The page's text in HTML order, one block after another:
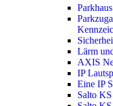
Lärm
AXIS
IP
Eine IP
Salto